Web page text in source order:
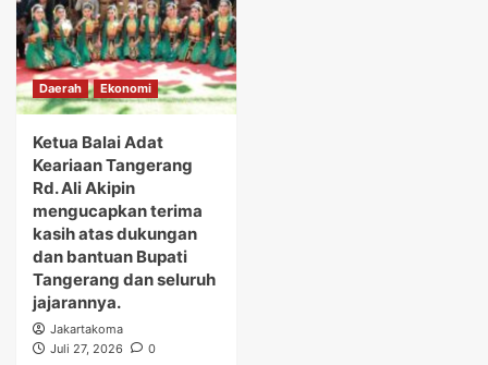
Daerah Ekonomi
Ketua Balai Adat
Keariaan Tangerang
Rd. Ali Akipin
mengucapkan terima
kasih atas dukungan
dan bantuan Bupati
Tangerang dan seluruh
jajarannya.
Jakartakoma
Juli 27, 2026
0